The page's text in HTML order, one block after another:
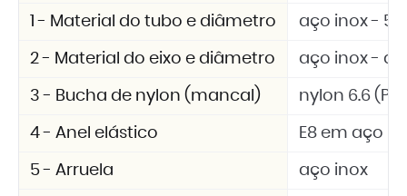
1 - Material do tubo e diâmetro aço inox -
2 - Material do eixo e diâmetro aço inox -
3 - Bucha de nylon (mancal) nylon 6.6 (PA
4 - Anel elástico E8 em aço
5 - Arruela aço inox